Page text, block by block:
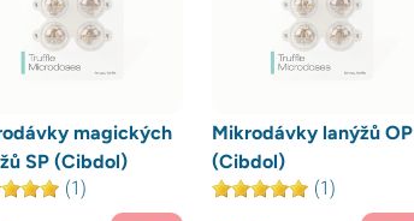
magických
SP (Cibdol)
(1)
Mikrodávky lanýžů OP
(Cibdol)
(1)